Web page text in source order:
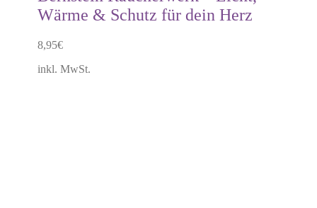
Wärme & Schutz für dein Herz
8,95€
inkl. MwSt.